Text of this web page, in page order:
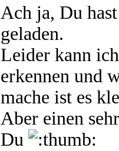
Ach ja, Du
geladen.
Leider kann
erkennen und
mache ist es
Aber einen
Du